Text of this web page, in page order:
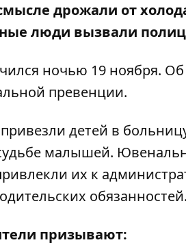
дрожали от
люди вызвали
ночью 19 ноября.
превенции.
детей в
малышей.
их к
обязанностей.
призывают: